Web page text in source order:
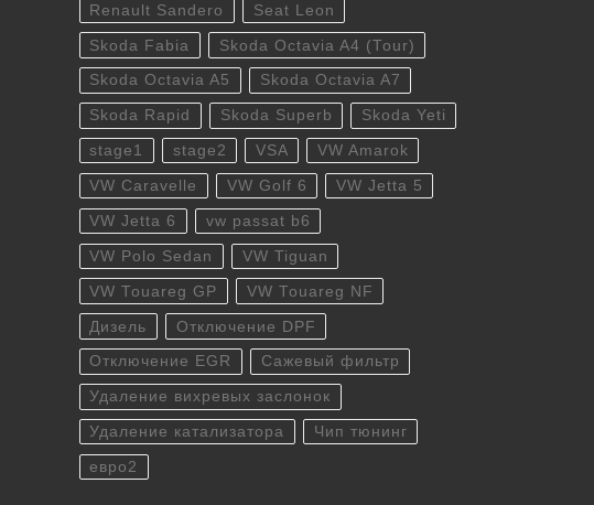
Renault Sandero Seat Leon
Skoda Fabia Skoda Octavia A4 (Tour)
Skoda Octavia A5 Skoda Octavia A7
Skoda Rapid Skoda Superb Skoda Yeti
stage1 stage2 VSA VW Amarok
VW Caravelle VW Golf 6 VW Jetta 5
VW Jetta 6 vw passat b6
VW Polo Sedan VW Tiguan
VW Touareg GP VW Touareg NF
Дизель Отключение DPF
Отключение EGR Сажевый фильтр
Удаление вихревых заслонок
Удаление катализатора Чип тюнинг
евро2